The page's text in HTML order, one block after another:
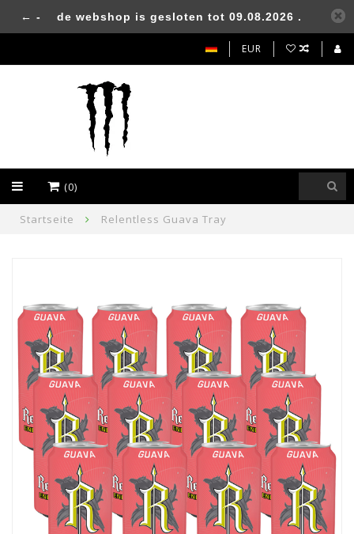
EUR
(0)
Startseite Relentless Guava Tray
← - de webshop is gesloten tot 09.08.2026 .